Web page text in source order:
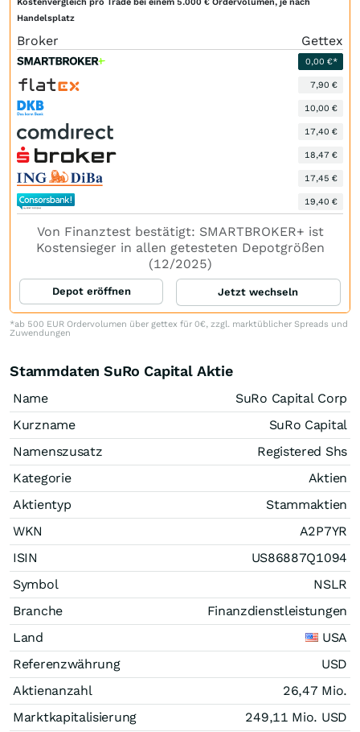
Handelsplatz
Broker Gettex
0,00 €*
7,90 €
10,00 €
17,40 €
18,47 €
17,45 €
19,40 €
Von Finanztest bestätigt: SMARTBROKER+ ist
Kostensieger in allen getesteten Depotgrößen
(12/2025)
Depot eröffnen Jetzt wechseln
*ab 500 EUR Ordervolumen über gettex für 0€, zzgl. marktüblicher Spreads und
Zuwendungen
Stammdaten SuRo Capital Aktie
Name
SuRo Capital Corp
Kurzname
SuRo Capital
Namenszusatz
Registered Shs
Kategorie
Aktien
Aktientyp
Stammaktien
WKN
A2P7YR
ISIN
US86887Q1094
Symbol
NSLR
Branche
Finanzdienstleistungen
Land
USA
Referenzwährung
USD
Aktienanzahl
26,47 Mio.
Marktkapitalisierung
249,11 Mio. USD